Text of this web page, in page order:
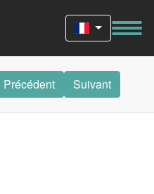
Précédent Suivant